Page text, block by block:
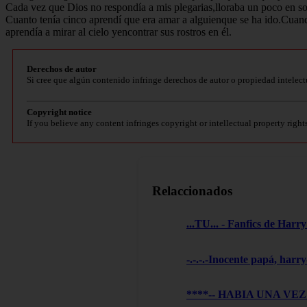
Cada vez que Dios no respondía a mis plegarias,lloraba un poco en
Cuanto tenía cinco aprendí que era amar a alguienque se ha
aprendía a mirar al cielo yencontrar sus rostros en él.
Derechos de autor
Si cree que algún contenido infringe derechos de autor o propiedad
Copyright notice
If you believe any content infringes copyright or intellectual property
Relaccionados
...TU... - Fanfics de
-.-.-.-Inocente papá,
****-- HABIA UNA VEZ